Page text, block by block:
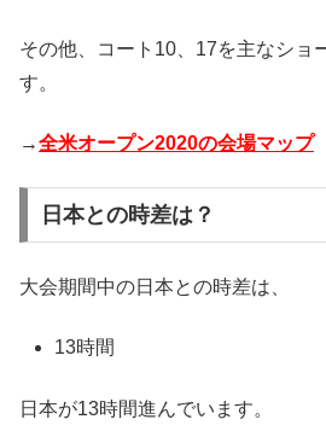
その他、コート10、17を主なショ
す。
→全米オープン2020の会場マップ
日本との時差は？
大会期間中の日本との時差は、
13時間
日本が13時間進んでいます。